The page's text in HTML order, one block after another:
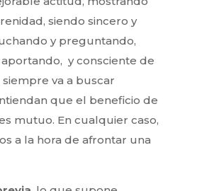
siendo sincero y
y preguntando,
y consciente de
va a buscar
que el beneficio de
mutuo. En cualquier caso,
a la hora de afrontar una